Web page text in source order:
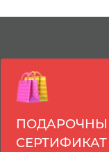
СЕРТИФИКАТ